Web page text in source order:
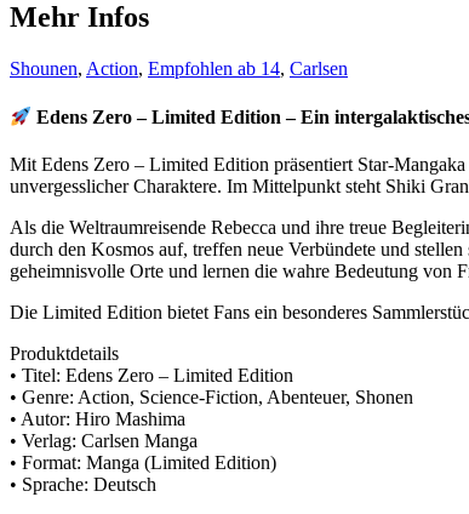
Mehr Infos
Shounen, Action, Empfohlen ab 14, Carlsen
Edens Zero – Limited Edition – Ein
Mit Edens Zero – Limited Edition präsentiert Star-
unvergesslicher Charaktere. Im Mittelpunkt steht Shiki
Als die Weltraumreisende Rebecca und ihre treue
durch den Kosmos auf, treffen neue Verbündete und
geheimnisvolle Orte und lernen die wahre Bedeutung von
Die Limited Edition bietet Fans ein besonderes
Produktdetails
• Titel: Edens Zero – Limited Edition
• Genre: Action, Science-Fiction, Abenteuer, Shonen
• Autor: Hiro Mashima
• Verlag: Carlsen Manga
• Format: Manga (Limited Edition)
• Sprache: Deutsch